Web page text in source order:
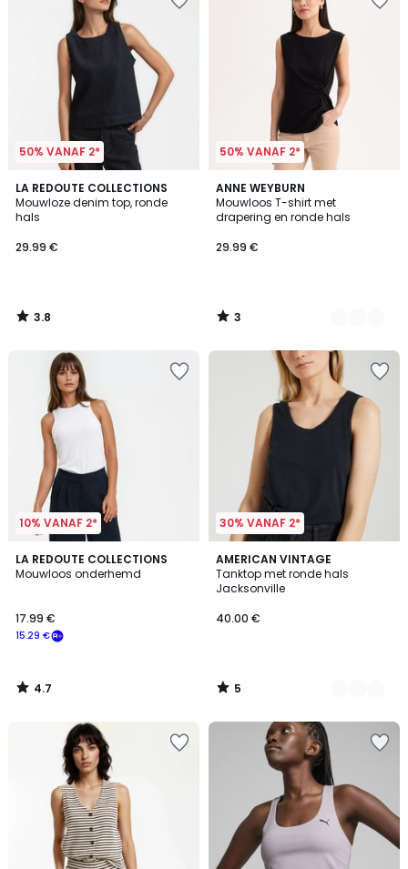
50% VANAF 2*
LA REDOUTE COLLECTIONS
Mouwloze denim top, ronde
hals
29.99 €
3.8
/ 5
3.8
/
50% VANAF 2*
ANNE WEYBURN
Mouwloos T-shirt met
drapering en ronde hals
29.99 €
3
/
5
2
Kleuren
3
/
10% VANAF 2*
LA REDOUTE COLLECTIONS
Mouwloos onderhemd
15.29 €
17.99 €
4.7
/ 5
4.7
/
30% VANAF 2*
AMERICAN VINTAGE
Tanktop met ronde hals
Jacksonville
40.00 €
5
/
5
2
Kleuren
5
/